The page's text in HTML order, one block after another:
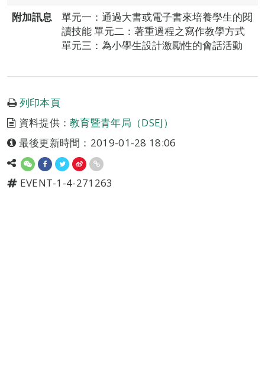
附加訊息
單元一：通過大書或電子書來培養學生的閱
讀技能 單元二：著重過程之寫作教學方式
單元三：為小學生設計激勵性的會話活動
列印本頁
資料提供：教育暨青年局（DSEJ）
最後更新時間：2019-01-28 18:06
EVENT-1-4-271263